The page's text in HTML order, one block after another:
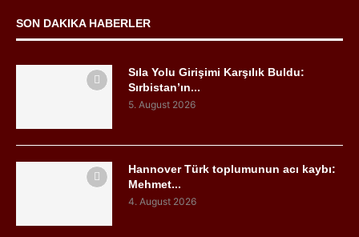
SON DAKIKA HABERLER
Sıla Yolu Girişimi Karşılık Buldu:
Sırbistan’ın...
5. August 2026
Hannover Türk toplumunun acı kaybı:
Mehmet...
4. August 2026